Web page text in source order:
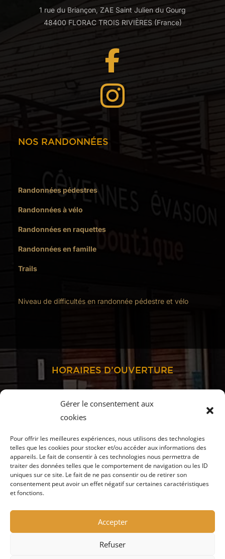
Gérer le consentement aux
cookies
Pour offrir les meilleures expériences, nous utilisons des technologies
telles que les cookies pour stocker et/ou accéder aux informations des
appareils. Le fait de consentir à ces technologies nous permettra de
traiter des données telles que le comportement de navigation ou les ID
uniques sur ce site. Le fait de ne pas consentir ou de retirer son
consentement peut avoir un effet négatif sur certaines caractéristiques
et fonctions.
Accepter
Refuser
1 rue du Briançon, ZAE Saint Julien du Gourg
48400 FLORAC TROIS RIVIÈRES (France)


NOS RANDONNÉES
Randonnées pédestres
Randonnées à vélo
Randonnées en raquettes
Randonnées en famille
Trails
Niveau de difficultés en randonnée pédestre et vélo
HORAIRES D’OUVERTURE
TOUTE L’ANNÉE
9h00-12h00 et 14h00-18h00
MI-MAI à MI-SEPTEMBRE
ouvert aussi le samedi
9h00-12h30 et 14h00-18h30